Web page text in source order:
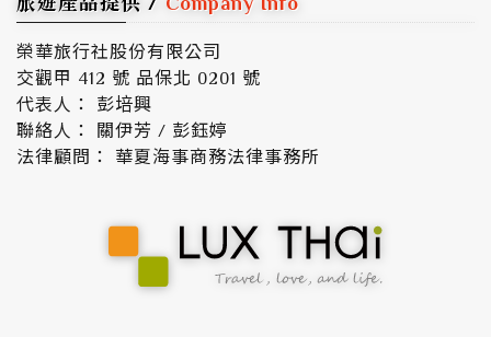
榮華旅行社股份有限公司
交觀甲 412 號 品保北 0201 號
代表人： 彭培興
聯絡人： 關伊芳 / 彭鈺婷
法律顧問： 華夏海事商務法律事務所